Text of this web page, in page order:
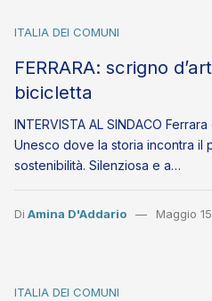
ITALIA DEI COMUNI
FERRARA: scrigno
bicicletta
INTERVISTA AL SINDACO
Unesco dove la storia incontra il
sostenibilità. Silenziosa e a…
Di Amina D'Addario Maggio
ITALIA DEI COMUNI